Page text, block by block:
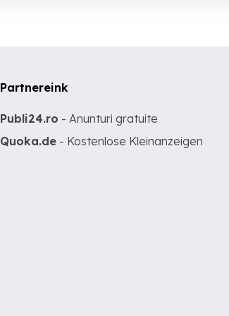
Partnereink
Publi24.ro - Anunturi gratuite
Quoka.de - Kostenlose Kleinanzeigen